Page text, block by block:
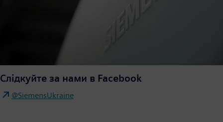
Слідкуйте за нами в Facebook
@SiemensUkraine